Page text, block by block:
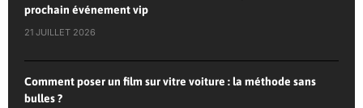
prochain événement vip
21 JUILLET 2026
Comment poser un film sur vitre voiture : la méthode sans
bulles ?